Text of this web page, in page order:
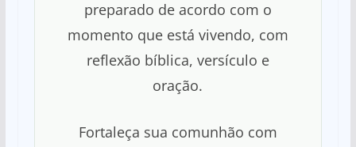
preparado de acordo com o
momento que está vivendo, com
reflexão bíblica, versículo e
oração.
Fortaleça sua comunhão com